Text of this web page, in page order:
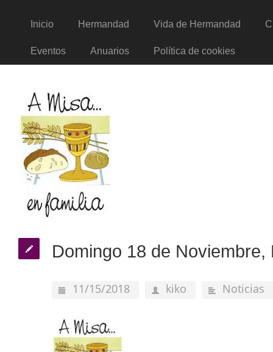
Inicio Hermandad Vida de Hermandad
Eventos Anuarios Política de cookies
Domingo 18 de
11/15/2018 kiko Noticias